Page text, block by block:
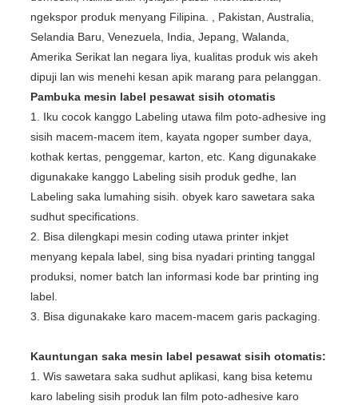
ngekspor produk menyang Filipina. , Pakistan, Australia,
Selandia Baru, Venezuela, India, Jepang, Walanda,
Amerika Serikat lan negara liya, kualitas produk wis akeh
dipuji lan wis menehi kesan apik marang para pelanggan.
Pambuka mesin label pesawat sisih otomatis
1. Iku cocok kanggo Labeling utawa film poto-adhesive ing
sisih macem-macem item, kayata ngoper sumber daya,
kothak kertas, penggemar, karton, etc. Kang digunakake
digunakake kanggo Labeling sisih produk gedhe, lan
Labeling saka lumahing sisih. obyek karo sawetara saka
sudhut specifications.
2. Bisa dilengkapi mesin coding utawa printer inkjet
menyang kepala label, sing bisa nyadari printing tanggal
produksi, nomer batch lan informasi kode bar printing ing
label.
3. Bisa digunakake karo macem-macem garis packaging.
Kauntungan saka mesin label pesawat sisih otomatis:
1. Wis sawetara saka sudhut aplikasi, kang bisa ketemu
karo labeling sisih produk lan film poto-adhesive karo